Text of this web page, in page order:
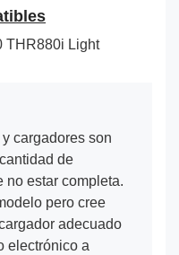
THR880i Light
cargadores son
de
no estar completa.
pero cree
adecuado
electrónico a